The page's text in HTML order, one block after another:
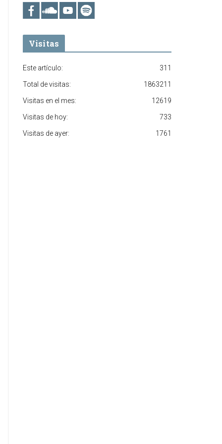
Visitas
311
Este artículo:
1863211
Total de visitas:
12619
Visitas en el mes:
733
Visitas de hoy:
1761
Visitas de ayer: